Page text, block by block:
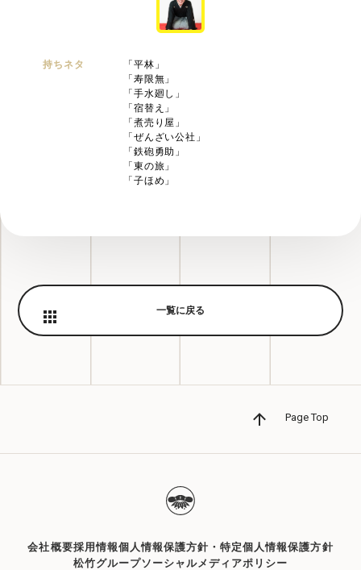
持ちネタ
「平林」
「寿限無」
「手水廻し」
「宿替え」
「煮売り屋」
「ぜんざい公社」
「鉄砲勇助」
「東の旅」
「子ほめ」
一覧に戻る
Page Top
会社概要採用情報個人情報保護方針・特定個人情報保護方針
松竹グループソーシャルメディアポリシー